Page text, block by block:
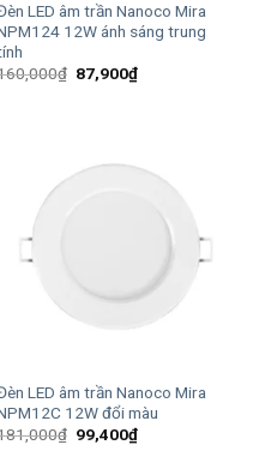
LED âm trần Nanoco Mira
12W ánh sáng trung
₫ Giá
gốc
87,900₫Giá
hiện
LED âm trần Nanoco Mira
12W đổi màu
₫ Giá
gốc
99,400₫Giá
hiện